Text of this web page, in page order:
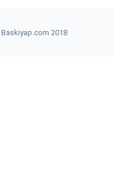
Baskiyap.com 2018